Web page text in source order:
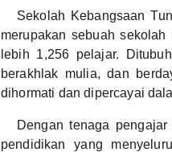
Sekolah Kebangsaan
merupakan sebuah
lebih 1,256 pelajar.
berakhlak mulia, dan
dihormati dan dipercayai
Dengan tenaga
pendidikan yang